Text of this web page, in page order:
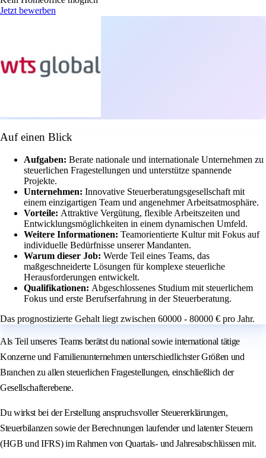
Jetzt bewerben
Auf einen Blick
Aufgaben: Berate nationale und internationale Unternehmen zu
steuerlichen Fragestellungen und unterstütze spannende
Projekte.
Unternehmen: Innovative Steuerberatungsgesellschaft mit
einem einzigartigen Team und angenehmer Arbeitsatmosphäre.
Vorteile: Attraktive Vergütung, flexible Arbeitszeiten und
Entwicklungsmöglichkeiten in einem dynamischen Umfeld.
Weitere Informationen: Teamorientierte Kultur mit Fokus auf
individuelle Bedürfnisse unserer Mandanten.
Warum dieser Job: Werde Teil eines Teams, das
maßgeschneiderte Lösungen für komplexe steuerliche
Herausforderungen entwickelt.
Qualifikationen: Abgeschlossenes Studium mit steuerlichem
Fokus und erste Berufserfahrung in der Steuerberatung.
Das prognostizierte Gehalt liegt zwischen 60000 - 80000 € pro Jahr.
Als Teil unseres Teams berätst du national sowie international tätige
Konzerne und Familienunternehmen unterschiedlichster Größen und
Branchen zu allen steuerlichen Fragestellungen, einschließlich der
Gesellschafterebene.
Du wirkst bei der Erstellung anspruchsvoller Steuererklärungen,
Steuerbilanzen sowie der Berechnungen laufender und latenter Steuern
(HGB und IFRS) im Rahmen von Quartals- und Jahresabschlüssen mit.